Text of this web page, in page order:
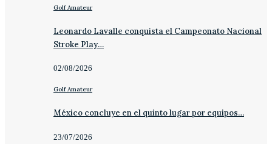
Golf Amateur
Leonardo Lavalle conquista el Campeonato Nacional
Stroke Play…
02/08/2026
Golf Amateur
México concluye en el quinto lugar por equipos…
23/07/2026